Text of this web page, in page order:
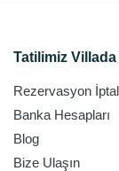
Tatilimiz
Rezervasyon
Banka Hesapları
Blog
Bize Ulaşın